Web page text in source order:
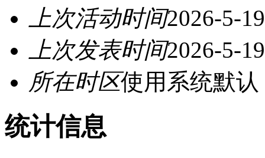
上次活动时间2026-5-
上次发表时间2026-5-
所在时区使用系统默认
统计信息